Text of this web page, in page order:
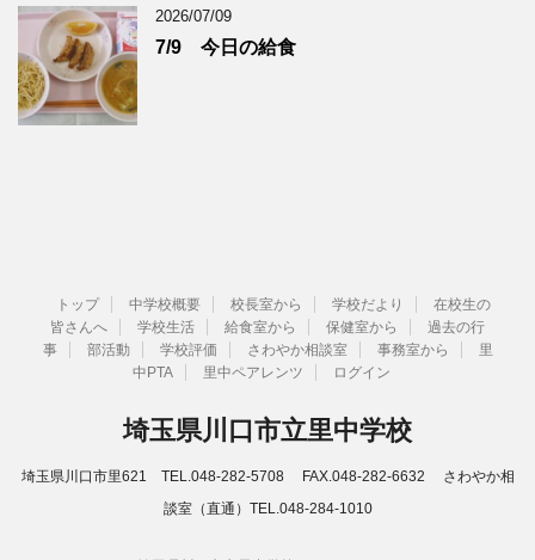
2026/07/09
7/9 今日の給食
トップ 中学校概要 校長室から 学校だより
在校生の
皆さんへ
学校生活 給食室から 保健室から
過去の行
事
部活動 学校評価 さわやか相談室 事務室から
里
中PTA
里中ペアレンツ ログイン
埼玉県川口市立里中学校
埼玉県川口市里621 TEL.048-282-5708 FAX.048-282-6632 さわやか相
談室（直通）TEL.048-284-1010